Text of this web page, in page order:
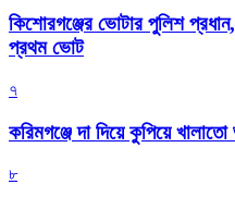
কিশোরগঞ্জের ভোটার পুলিশ
প্রথম ভোট
৭
করিমগঞ্জে দা দিয়ে কুপিয়ে
৮